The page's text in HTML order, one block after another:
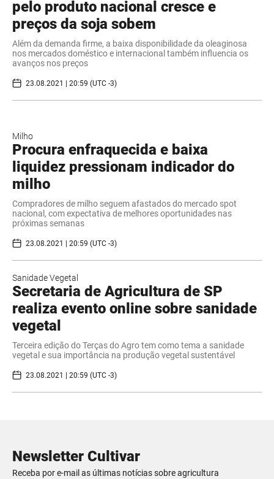
pelo produto nacional cresce e
preços da soja sobem
Além da demanda firme, a baixa disponibilidade da oleaginosa
nos mercados doméstico e internacional também influencia os
avanços nos preços
23.08.2021 | 20:59 (UTC -3)
Milho
Procura enfraquecida e baixa
liquidez pressionam indicador do
milho
Compradores de milho seguem afastados do mercado spot
nacional, com expectativa de melhores oportunidades nas
próximas semanas
23.08.2021 | 20:59 (UTC -3)
Sanidade Vegetal
Secretaria de Agricultura de SP
realiza evento online sobre sanidade
vegetal
Terceira edição do Terças do Agro tem como tema a sanidade
vegetal e sua importância na produção vegetal sustentável
23.08.2021 | 20:59 (UTC -3)
Newsletter Cultivar
Receba por e-mail as últimas notícias sobre agricultura